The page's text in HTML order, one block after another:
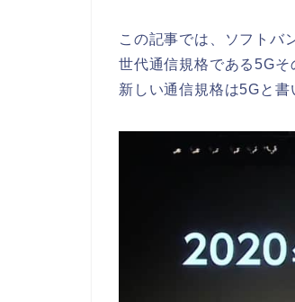
この記事では、ソフトバ
世代通信規格である5Gそ
新しい通信規格は5Gと書